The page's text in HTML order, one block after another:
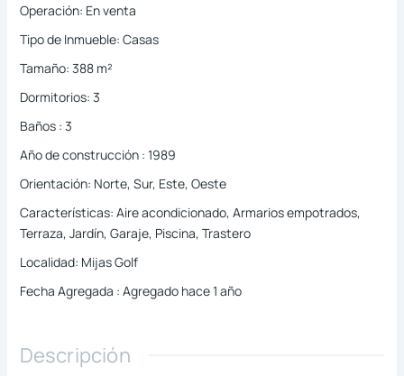
Operación: En venta
Tipo de Inmueble: Casas
Tamaño: 388 m²
Dormitorios: 3
Baños : 3
Año de construcción : 1989
Orientación: Norte, Sur, Este, Oeste
Características: Aire acondicionado, Armarios empotrados,
Terraza, Jardín, Garaje, Piscina, Trastero
Localidad: Mijas Golf
Fecha Agregada : Agregado hace 1 año
Descripción